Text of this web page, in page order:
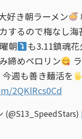
好き朝ラーメン
するので梅なし海
朝
も3.11鎮魂花
締めペロリン
今週も善き麺活を
2QKlRcs0Cd
(@S13_SpeedStars)